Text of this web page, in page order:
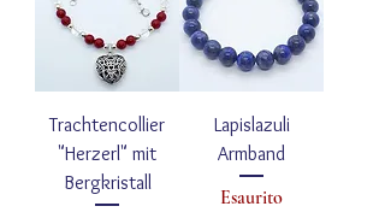
Trachtencollier
"Herzerl" mit
Bergkristall
Lapislazuli
Armband
Esaurito